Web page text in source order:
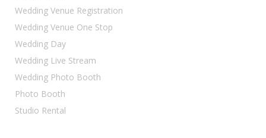
Wedding Venue Registration
Wedding Venue One Stop
Wedding Day
Wedding Live Stream
Wedding Photo Booth
Photo Booth
Studio Rental